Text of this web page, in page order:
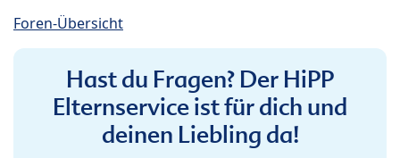
Foren-Übersicht
Hast du Fragen? Der HiPP
Elternservice ist für dich und
deinen Liebling da!